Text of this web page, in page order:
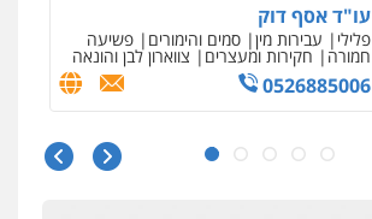
עו"ד בן ממן
פלילי אסירים חקירות ומעצרים סייבר
ניהול משברים פליליים
0506355388
חליל ביאדי – משרד עורכי דין